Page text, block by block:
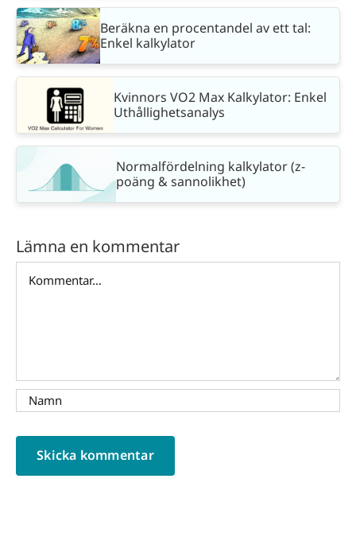
Beräkna en procentandel av ett tal:
Enkel kalkylator
Kvinnors VO2 Max Kalkylator: Enkel
Uthållighetsanalys
Normalfördelning kalkylator (z-
poäng & sannolikhet)
Lämna en kommentar